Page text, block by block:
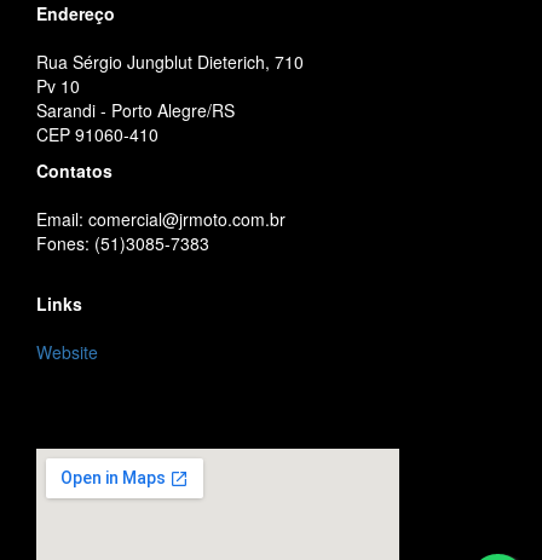
Endereço
Rua Sérgio Jungblut Dieterich, 710
Pv 10
Sarandi - Porto Alegre/RS
CEP 91060-410
Contatos
Email: comercial@jrmoto.com.br
Fones: (51)3085-7383
Links
Website